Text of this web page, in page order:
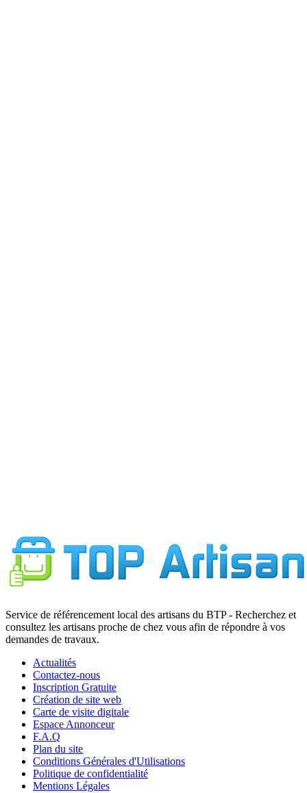
Service de référencement local des artisans du BTP - Recherchez et
consultez les artisans proche de chez vous afin de répondre à vos
demandes de travaux.
Actualités
Contactez-nous
Inscription Gratuite
Création de site web
Carte de visite digitale
Espace Annonceur
F.A.Q
Plan du site
Conditions Générales d'Utilisations
Politique de confidentialité
Mentions Légales